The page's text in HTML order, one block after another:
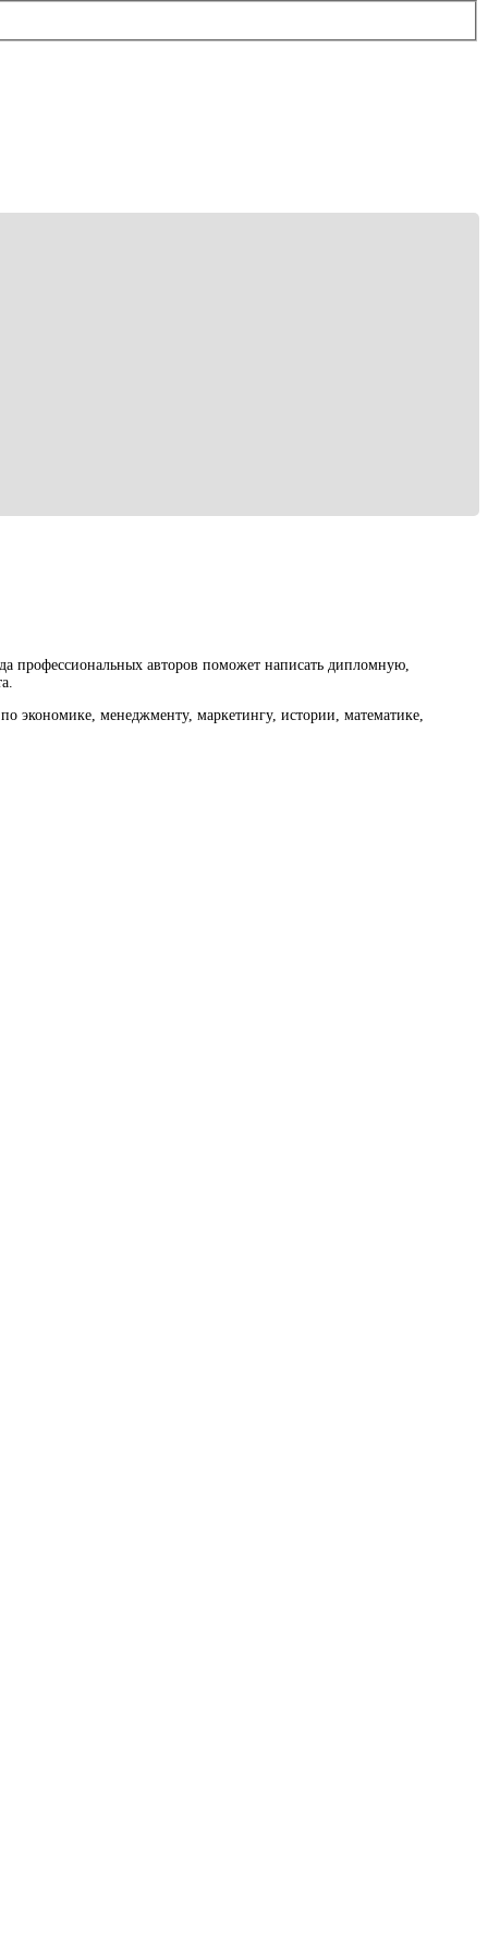
профессиональных авторов поможет написать дипломную,
экономике, менеджменту, маркетингу, истории, математике,